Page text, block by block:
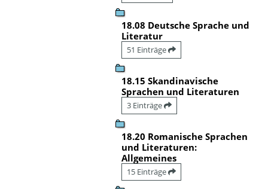
18.08 Deutsche Sprache und
Literatur
51 Einträge
18.15 Skandinavische
Sprachen und Literaturen
3 Einträge
18.20 Romanische Sprachen
und Literaturen:
Allgemeines
15 Einträge